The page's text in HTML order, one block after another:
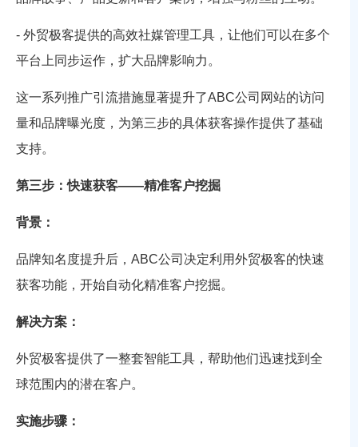
- 外贸极客提供的高效社媒管理工具，让他们可以在多个
平台上同步运作，扩大品牌影响力。
这一系列推广引流措施显著提升了ABC公司网站的访问
量和品牌曝光度，为第三步的具体获客操作提供了基础
支持。
第三步：快速获客——精准客户挖掘
背景：
品牌知名度提升后，ABC公司决定利用外贸极客的快速
获客功能，开始自动化精准客户挖掘。
解决方案：
外贸极客提供了一整套智能工具，帮助他们迅速找到全
球范围内的潜在客户。
实施步骤：